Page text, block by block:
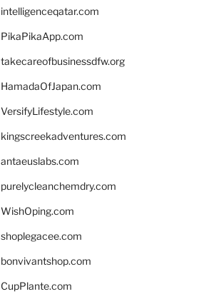
intelligenceqatar.com
PikaPikaApp.com
takecareofbusinessdfw.org
HamadaOfJapan.com
VersifyLifestyle.com
kingscreekadventures.com
antaeuslabs.com
purelycleanchemdry.com
WishOping.com
shoplegacee.com
bonvivantshop.com
CupPlante.com